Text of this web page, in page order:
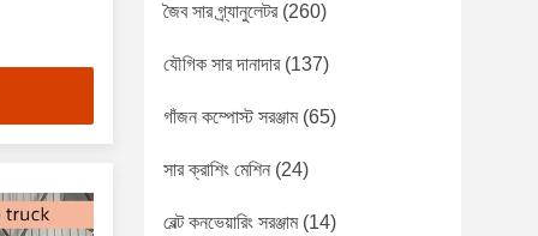
জৈব সার গ্র্যানুলেটর(260)
যৌগিক সার দানাদার(137)
গাঁজন কম্পোস্ট সরঞ্জাম(65)
সার ক্রাশিং মেশিন (24)
বেল্ট কনভেয়ারিং সরঞ্জাম(14)